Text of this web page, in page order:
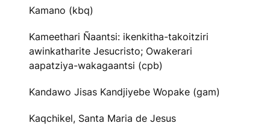
Kamano (kbq)
Kameethari Ñaantsi: ikenkitha-takoitziri
awinkatharite Jesucristo; Owakerari
aapatziya-wakagaantsi (cpb)
Kandawo Jisas Kandjiyebe Wopake (gam)
Kaqchikel, Santa Maria de Jesus